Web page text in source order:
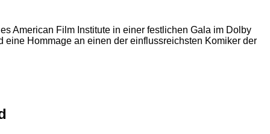
American Film Institute in einer festlichen Gala im Dolby
Hommage an einen der einflussreichsten Komiker der